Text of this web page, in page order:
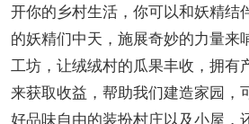
开你的乡村生活，你可以和妖精结
的妖精们中天，施展奇妙的力量来
工坊，让绒绒村的瓜果丰收，拥有
来获取收益，帮助我们建造家园，
好品味自由的装扮村庄以及小屋，